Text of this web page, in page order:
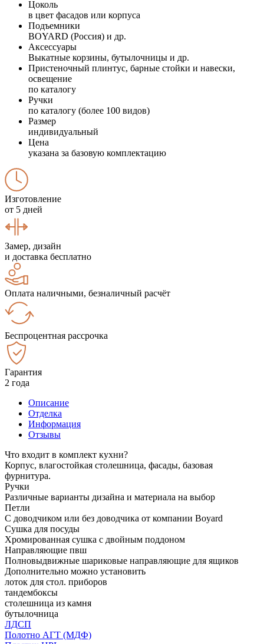
Цоколь
в цвет фасадов или корпуса
Подъемники
BOYARD (Россия) и др.
Аксессуары
Выкатные корзины, бутылочницы и др.
Пристеночный плинтус, барные стойки и навески,
освещение
по каталогу
Ручки
по каталогу (более 100 видов)
Размер
индивидуальный
Цена
указана за базовую комплектацию
Изготовление
от 5 дней
Замер, дизайн
и доставка бесплатно
Оплата наличными, безналичный расчёт
Беспроцентная рассрочка
Гарантия
2 года
Описание
Отделка
Информация
Отзывы
Что входит в комплект кухни?
Корпус, влагостойкая столешница, фасады, базовая
фурнитура.
Ручки
Различные варианты дизайна и материала на выбор
Петли
С доводчиком или без доводчика от компании Boyard
Сушка для посуды
Хромированная сушка с двойным поддоном
Направляющие пвш
Полновыдвижные шариковые направляющие для ящиков
Дополнительно можно установить
лоток для стол. приборов
тандембоксы
столешница из камня
бутылочница
ЛДСП
Полотно АГТ (МДФ)